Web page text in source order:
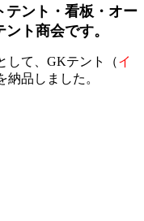
テント・看板・オー
ト商会です。
して、GKテント（イ
納品しました。